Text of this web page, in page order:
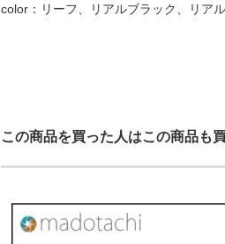
color：リーフ、リアルブラック、リア
この商品を買った人はこの商品も